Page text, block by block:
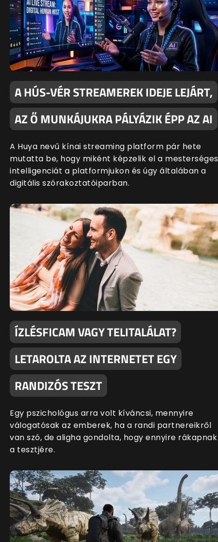
A HÚS-VÉR STREAMEREK IDEJE LEJÁRT,
AZ Ő MUNKÁJUKRA PÁLYÁZIK ÉPP AZ AI
A Huya nevű kínai streaming platform pár hete
mutatta be, hogy miként képzelik el a mesterséges
intelligenciát a platformjukon és úgy általában a
digitális szórakoztatóiparban.
ÍZLÉSFICAM VAGY TELITALÁLAT?
LETAROLTA AZ INTERNETET EGY
RANDIZÓS TESZT
Egy pszichológus arra volt kíváncsi, mennyire
válogatósak az emberek, ha a randi partnereikről
van szó, de aligha gondolta, hogy ennyire rákapnak
a tesztjére.